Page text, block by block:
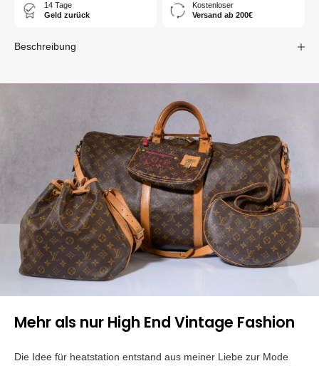
14 Tage
Geld zurück
Kostenloser
Versand ab 200€
Beschreibung
Mehr als nur High End Vintage Fashion
Die Idee für heatstation entstand aus meiner Liebe zur Mode